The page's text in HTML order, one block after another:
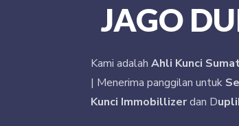
JAGO
Kami adalah Ahli Kunci
| Menerima panggilan untuk
Kunci Immobillizerdan D